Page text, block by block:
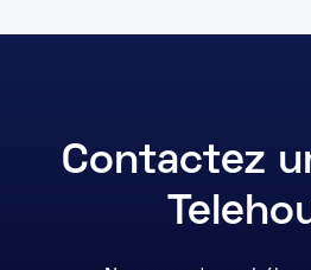
Contactez